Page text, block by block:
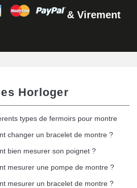
& Virement
Horloger
types de fermoirs pour montre
changer un bracelet de montre ?
bien mesurer son poignet ?
mesurer une pompe de montre ?
mesurer un bracelet de montre ?